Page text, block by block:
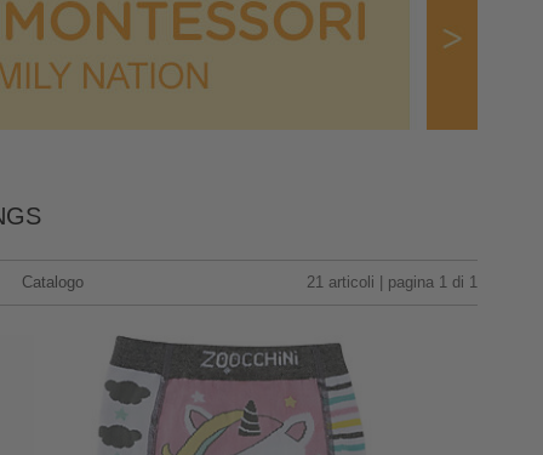
Catalogo 21 articoli | pagina 1 di 1